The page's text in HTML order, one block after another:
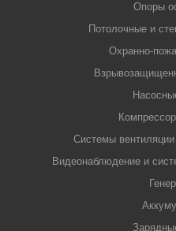
Опоры
Потолочные и
Охранно-
Системы
Видеонаблюдение и